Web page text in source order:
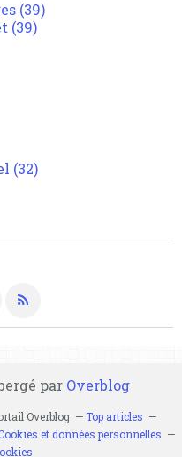
(39)
(39)
(32)
par Overblog
Overblog
Top articles
et données personnelles